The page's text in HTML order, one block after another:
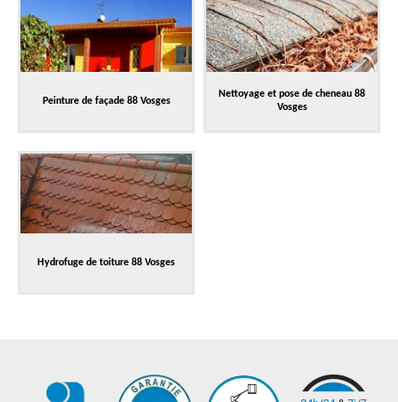
Peinture de façade 88 Vosges
Nettoyage et pose de cheneau 88
Vosges
Hydrofuge de toiture 88 Vosges